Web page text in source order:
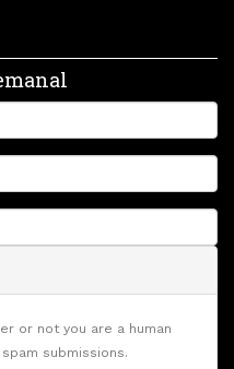
or not you are a human
submissions.